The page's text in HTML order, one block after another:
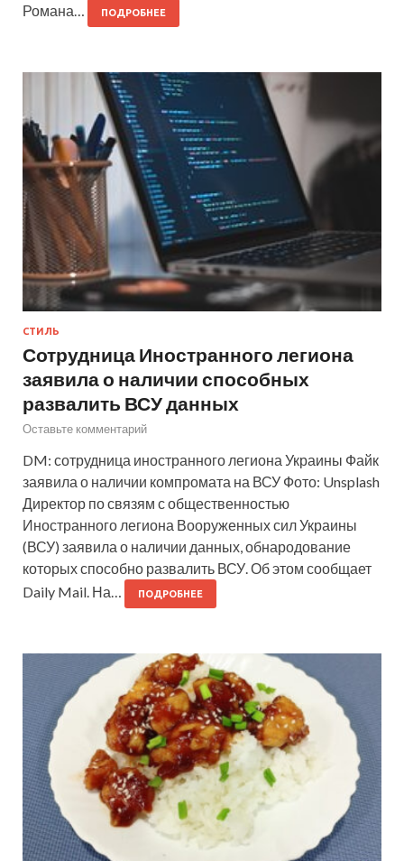
Романа…
ПОДРОБНЕЕ
СТИЛЬ
Сотрудница Иностранного легиона
заявила о наличии способных
развалить ВСУ данных
Оставьте комментарий
DM: сотрудница иностранного легиона Украины Файк
заявила о наличии компромата на ВСУ Фото: Unsplash
Директор по связям с общественностью
Иностранного легиона Вооруженных сил Украины
(ВСУ) заявила о наличии данных, обнародование
которых способно развалить ВСУ. Об этом сообщает
Daily Mail. На…
ПОДРОБНЕЕ